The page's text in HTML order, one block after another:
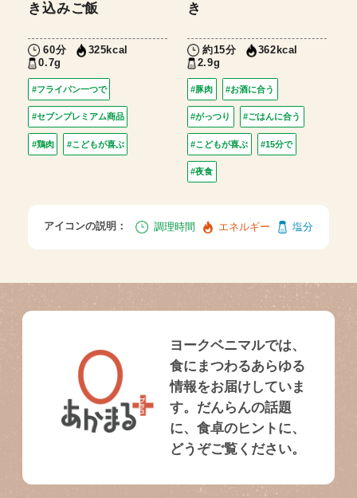
き込みご飯
60分
325kcal
0.7g
#フライパン一つで
#セブンプレミアム商品
#鶏肉 #こどもが喜ぶ
き
約15分
362kcal
2.9g
#豚肉 #お酒に合う
#がっつり #ごはんに合う
#こどもが喜ぶ #15分で
#夜食
アイコンの説明： 調理時間 エネルギー 塩分
ヨークベニマルでは、
食にまつわるあらゆる
情報をお届けしていま
す。だんらんの話題
に、食卓のヒントに、
どうぞご覧ください。